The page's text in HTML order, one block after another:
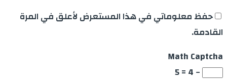
حفظ معلوماتي في هذا المستعرض لأعلق في المرة
القادمة.
Math Captcha
− 4 = 5